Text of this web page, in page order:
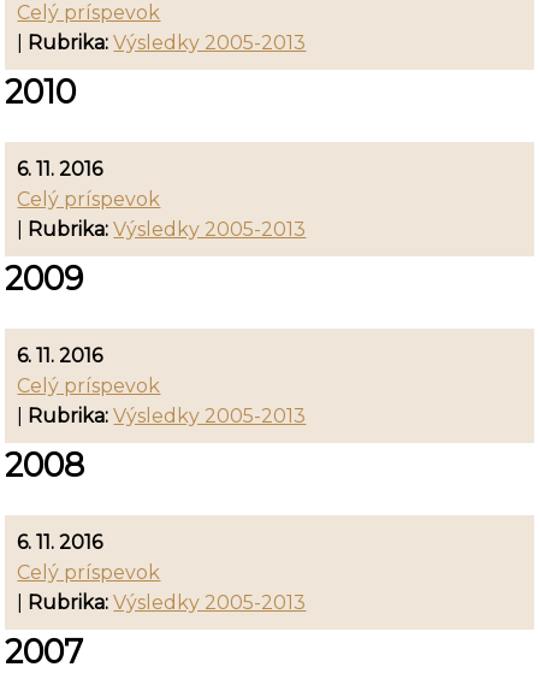
Celý príspevok
Rubrika: Výsledky 2005-2013
2010
6. 11. 2016
Celý príspevok
Rubrika: Výsledky 2005-2013
2009
6. 11. 2016
Celý príspevok
Rubrika: Výsledky 2005-2013
2008
6. 11. 2016
Celý príspevok
Rubrika: Výsledky 2005-2013
2007